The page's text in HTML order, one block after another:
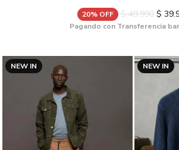
20% OFF $ 49.990$
Pagando con Transferencia
NEW IN NEW IN